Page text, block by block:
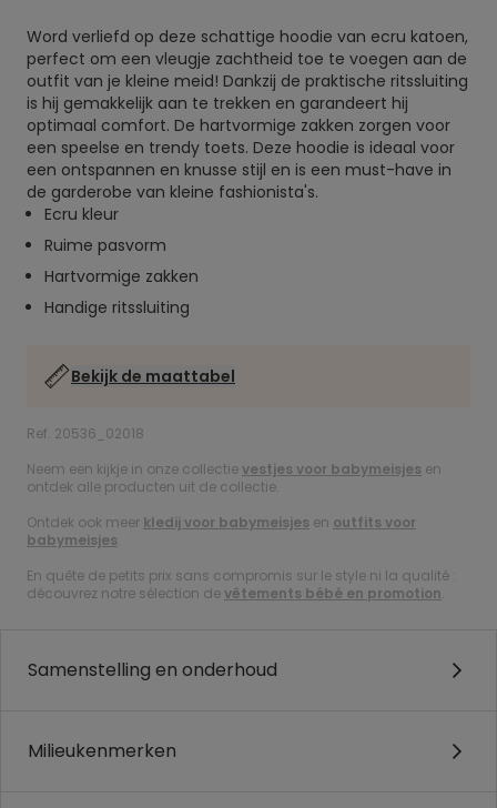
Word verliefd op deze schattige hoodie van ecru katoen,
perfect om een vleugje zachtheid toe te voegen aan de
outfit van je kleine meid! Dankzij de praktische ritssluiting
is hij gemakkelijk aan te trekken en garandeert hij
optimaal comfort. De hartvormige zakken zorgen voor
een speelse en trendy toets. Deze hoodie is ideaal voor
een ontspannen en knusse stijl en is een must-have in
de garderobe van kleine fashionista's.
Ecru kleur
Ruime pasvorm
Hartvormige zakken
Handige ritssluiting
Bekijk de maattabel
Ref. 20536_02018
Neem een kijkje in onze collectievestjes voor babymeisjes en
ontdek alle producten uit de collectie.
Ontdek ook meer kledij voor babymeisjes en outfits voor
babymeisjes.
En quête de petits prix sans compromis sur le style ni la qualité :
découvrez notre sélection devêtements bébé en promotion.
Samenstelling en onderhoud
Milieukenmerken